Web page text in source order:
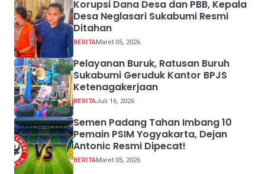
Korupsi Dana Desa dan PBB, Kepala
Desa Neglasari Sukabumi Resmi
Ditahan
BERITAMaret 05, 2026
Pelayanan Buruk, Ratusan Buruh
Sukabumi Geruduk Kantor BPJS
Ketenagakerjaan
BERITAJuli 16, 2026
Semen Padang Tahan Imbang 10
Pemain PSIM Yogyakarta, Dejan
Antonic Resmi Dipecat!
BERITAMaret 05, 2026